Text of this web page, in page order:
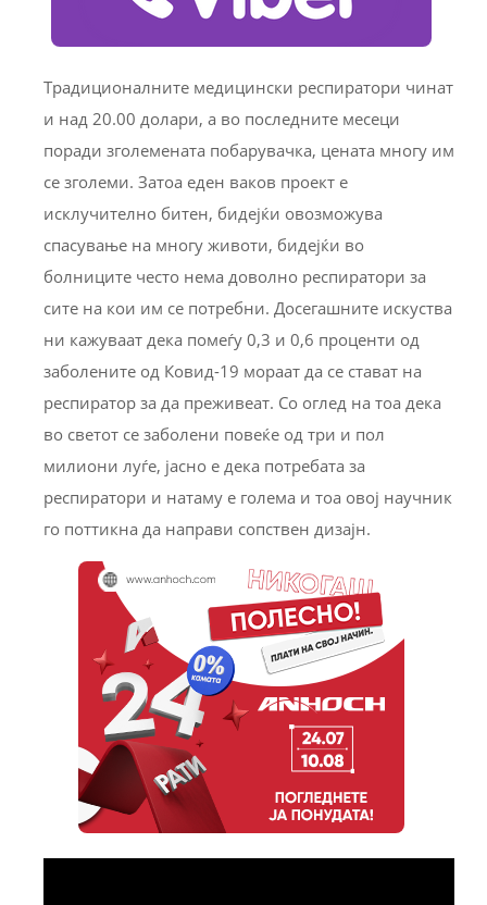
Традиционалните медицински респиратори чинат
и над 20.00 долари, а во последните месеци
поради зголемената побарувачка, цената многу им
се зголеми. Затоа еден ваков проект е
исклучително битен, бидејќи овозможува
спасување на многу животи, бидејќи во
болниците често нема доволно респиратори за
сите на кои им се потребни. Досегашните искуства
ни кажуваат дека помеѓу 0,3 и 0,6 проценти од
заболените од Ковид-19 мораат да се стават на
респиратор за да преживеат. Со оглед на тоа дека
во светот се заболени повеќе од три и пол
милиони луѓе, јасно е дека потребата за
респиратори и натаму е голема и тоа овој научник
го поттикна да направи сопствен дизајн.